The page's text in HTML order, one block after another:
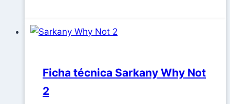
Ficha técnica Sarkany Why Not
2